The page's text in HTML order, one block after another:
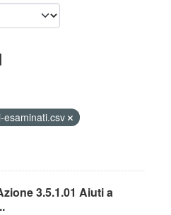
esaminati.csv
3.5.1.01 Aiuti a